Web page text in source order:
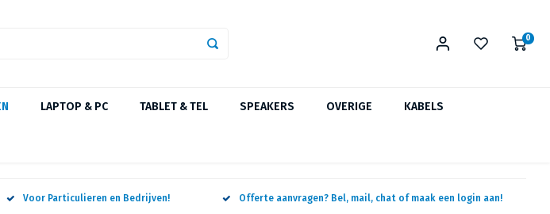
0
LAPTOP & PC TABLET & TEL SPEAKERS OVERIGE KABELS
Voor Particulieren en Bedrijven! Offerte aanvragen? Bel, mail, chat of maak een login aan!